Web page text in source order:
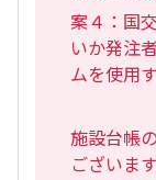
案４：国
いか発注
ムを使用
施設台帳
ございます